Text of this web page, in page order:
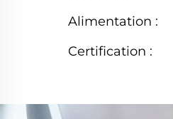
Alimentation :
Certification :